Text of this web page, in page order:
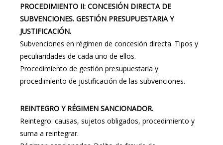
PROCEDIMIENTO II: CONCESIÓN DIRECTA DE
SUBVENCIONES. GESTIÓN PRESUPUESTARIA Y
JUSTIFICACIÓN.
Subvenciones en régimen de concesión directa. Tipos y
peculiaridades de cada uno de ellos.
Procedimiento de gestión presupuestaria y
procedimiento de justificación de las subvenciones.
REINTEGRO Y RÉGIMEN SANCIONADOR.
Reintegro: causas, sujetos obligados, procedimiento y
suma a reintegrar.